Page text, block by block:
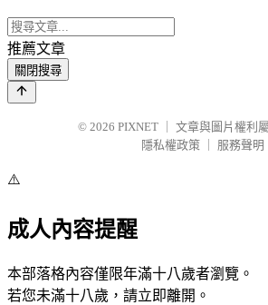
推薦文章
關閉搜尋
© 2026 PIXNET
文章與圖片權利
隱私權政策
服務聲明
⚠️
成人內容提醒
本部落格內容僅限年滿十八歲者瀏覽。
若您未滿十八歲，請立即離開。